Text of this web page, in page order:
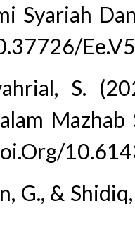
Syariah
S.
Mazhab
G., &